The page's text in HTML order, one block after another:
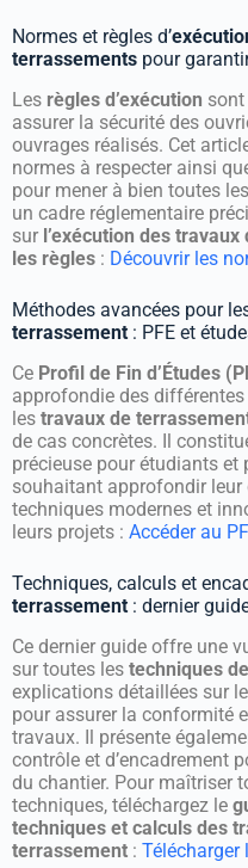
Normes et règles d’
terrassements pour
Les règles d’exécution
assurer la sécurité des
ouvrages réalisés. Cet
normes à respecter ainsi
pour mener à bien toutes
un cadre réglementaire
sur l’exécution des
les règles : Découvrir les
Méthodes avancées pour
terrassement : PFE et
Ce Profil de Fin d’Études
approfondie des
les travaux de
de cas concrètes. Il
précieuse pour étudiants et
souhaitant approfondir leur
techniques modernes et
leurs projets : Accéder au
Techniques, calculs et
terrassement : dernier
Ce dernier guide offre une
sur toutes les techniques
explications détaillées sur
pour assurer la conformité
travaux. Il présente
contrôle et d’encadrement
du chantier. Pour maîtriser
techniques, téléchargez le
techniques et calculs des
terrassement : Télécharger